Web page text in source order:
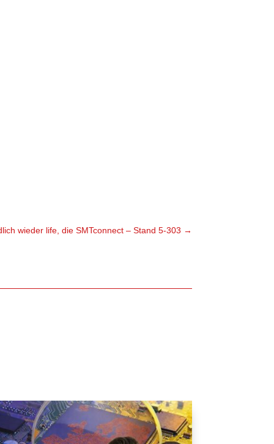
wieder life, die SMTconnect – Stand 5-303 →